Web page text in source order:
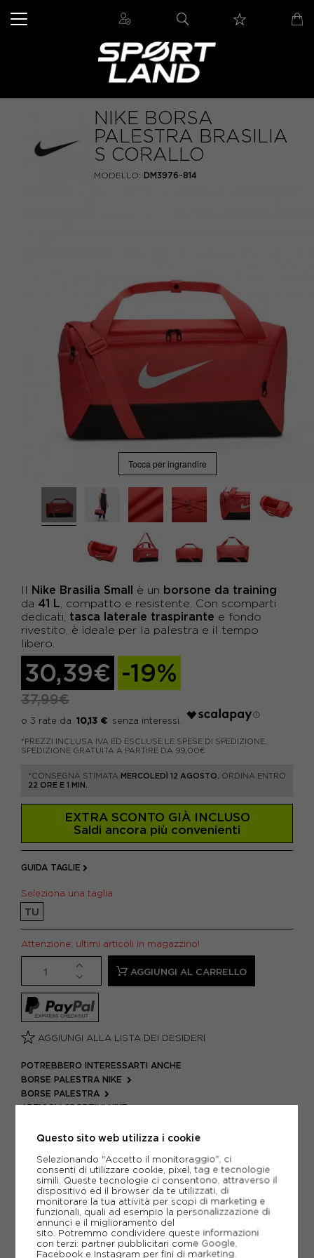
NIKE BORSA
PALESTRA BRASILIA
S CORALLO
MODELLO: DM3976-814
Tocca per ingrandire
Il Nike Brasilia Small è un borsone da training
da 41 L , compatto e resistente. Con scomparti
dedicati, tasca laterale traspirante e fondo
rivestito, è ideale per la palestra e il tempo
libero.
30,39€ -19%
37,99€
10,13 €
*PREZZI INCLUSA IVA ED ESCLUSE LE SPESE DI SPEDIZIONE.
SPEDIZIONE GRATUITA A PARTIRE DA 99,00€
*CONSEGNA STIMATA MERCOLEDÌ 12 AGOSTO.
ORDINA ENTRO
22 ORE E 1 MIN.
EXTRA SCONTO GIÀ INCLUSO
Saldi ancora più convenienti
GUIDA TAGLIE
Seleziona una taglia
TU
Attenzione: ultimi articoli in magazzino!
AGGIUNGI AL CARRELLO
AGGIUNGI ALLA LISTA DEI DESIDERI
POTREBBERO INTERESSARTI ANCHE
BORSE PALESTRA NIKE
BORSE PALESTRA
ARTICOLI SPORTIVI NIKE
PIÙ INFORMAZIONI
SCHEDA TECNICA
GUIDA ALLE TAGLIE
Questo sito web utilizza i cookie
Selezionando "Accetto il monitoraggio", ci
consenti di utilizzare cookie, pixel, tag e tecnologie
simili. Queste tecnologie ci consentono, attraverso il
dispositivo ed il browser da te utilizzati, di
monitorare la tua attività per scopi di marketing e
funzionali, quali ad esempio la personalizzazione di
annunci e il miglioramento del
sito. Potremmo condividere queste informazioni
con terzi: partner pubblicitari come Google,
Facebook e Instagram per fini di marketing.